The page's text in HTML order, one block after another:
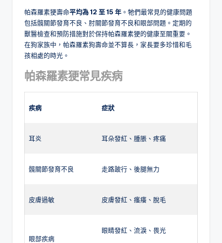
帕森羅素㹴壽命平均為 12 至 15 年 。牠們最常見的健康問題
包括髖關節發育不良、肘關節發育不良和眼部問題。定期的
獸醫檢查和預防措施對於保持帕森羅素㹴的健康至關重要。
在狗家族中，帕森羅素狗壽命並不算長，家長要多珍惜和毛
孩相處的時光。
帕森羅素㹴常見疾病
疾病 症狀
耳炎 耳朵發紅、腫脹、疼痛
髖關節發育不良 走路跛行、後腿無力
皮膚過敏 皮膚發紅、瘙癢、脫毛
眼部疾病
眼睛發紅、流淚、畏光